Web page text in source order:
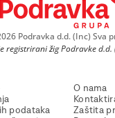
Podravka d.d. (Inc) Sva
registrirani žig Podravke d.d.
podataka
O nama
Zaštita